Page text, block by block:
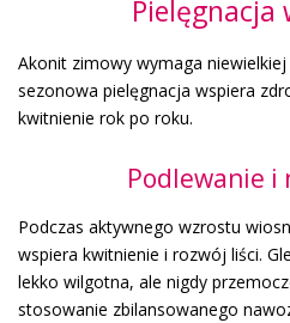
Pielęgnacja
Akonit zimowy wymaga
sezonowa pielęgnacja wspiera
kwitnienie rok po roku.
Podlewanie i
Podczas aktywnego wzrostu
wspiera kwitnienie i rozwój liści.
lekko wilgotna, ale nigdy
stosowanie zbilansowanego